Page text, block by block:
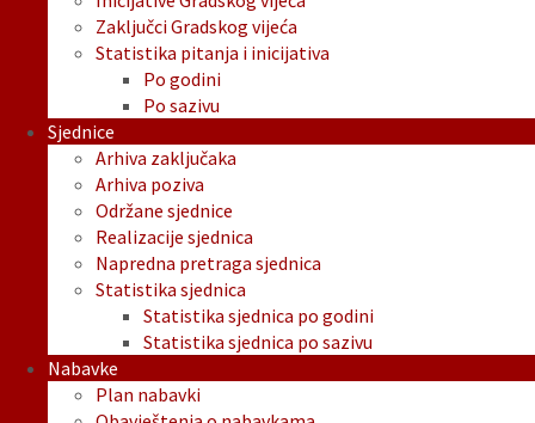
Zaključci Gradskog vijeća
Statistika pitanja i inicijativa
Po godini
Po sazivu
Sjednice
Arhiva zaključaka
Arhiva poziva
Održane sjednice
Realizacije sjednica
Napredna pretraga sjednica
Statistika sjednica
Statistika sjednica po godini
Statistika sjednica po sazivu
Nabavke
Plan nabavki